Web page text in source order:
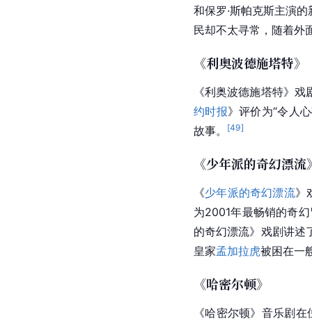
和保罗·斯帕克斯主演的
民却不太寻常，随着外
《利奥波德施塔特》
《利奥波德施塔特》
约时报》评价为“令人
故事。
[49]
《少年派的奇幻漂流
《少年派的奇幻漂流》
为2001年最畅销的奇
的奇幻漂流》戏剧讲述
皇家孟加拉虎被困在一
《哈密尔顿》
《哈密尔顿》 音乐剧在